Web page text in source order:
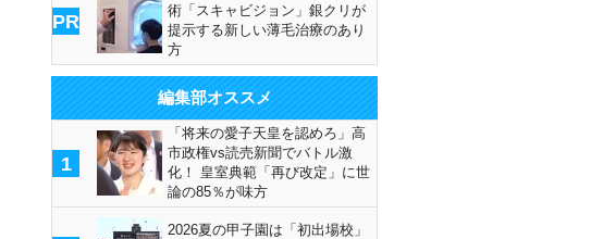
PR
術「スキャビジョン」銀クリが
提示する新しい薄毛治療のあり
方
編集部オススメ
1
「将来の愛子天皇を認めろ」高
市政権vs読売新聞でバトル激
化！ 皇室典範「再び改定」に世
論の85％が味方
2026夏の甲子園は「初出場校」